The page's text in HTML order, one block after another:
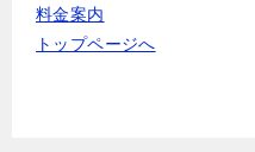
料金案内
トップページへ